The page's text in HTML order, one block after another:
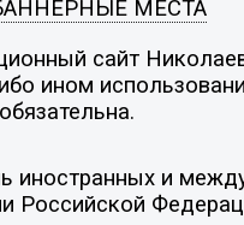
МЕСТА
сайт
ином
иностранных и
Российской